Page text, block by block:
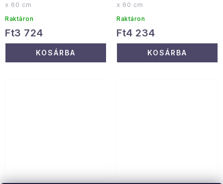
x 60 cm
Raktáron
Ft3 724
KOSÁRBA
x 60 cm
Raktáron
Ft4 234
KOSÁRBA